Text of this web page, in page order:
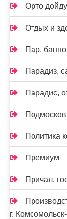
Орто
Отдых и
Пар,
Парадиз,
Парадис,
Политика
Премиум
Причал,
г.